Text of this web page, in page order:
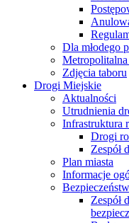
Dla młodego
Zdjęcia taboru
Drogi Miejskie
Aktualności
Utrudnienia
Infrastruktura
Drogi
Zespół
Plan miasta
Informacje
Zespół